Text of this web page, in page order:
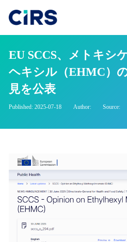
EU SCCS、メトキシ
ヘキシル（EHMC）
見を公表
Published: 2025-07-18 Author: Source: